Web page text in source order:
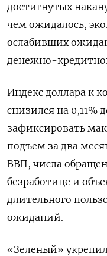
достигнутых
чем ожидалось,
ослабивших
денежно-
Индекс доллара к
снизился на 0,11%
зафиксировать
подъем за два
ВВП, числа
безработице и
длительного
ожиданий.
«Зеленый»